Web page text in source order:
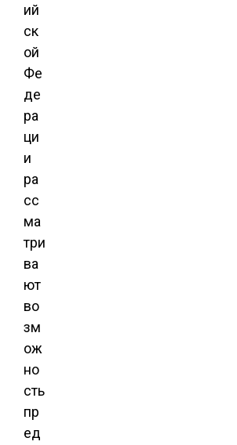
ий
ск
ой
Фе
де
ра
ци
и
ра
сс
ма
три
ва
ют
во
зм
ож
но
сть
пр
ед